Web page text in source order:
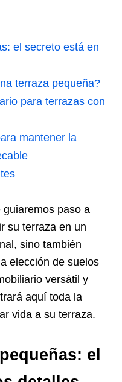
el secreto está en
terraza pequeña?
para terrazas con
mantener la
paso a
su terraza en un
sino también
elección de suelos
versátil y
aquí toda la
vida a su terraza.
el